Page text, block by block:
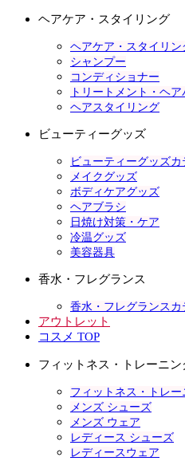
ヘアケア・スタイリング
ヘアケア・スタイリ
シャンプー
コンディショナー
トリートメント・ヘア
ヘアスタイリング
ビューティーグッズ
ビューティーグッズ
メイクグッズ
ボディケアグッズ
ヘアブラシ
日焼け対策・ケア
冷温グッズ
美容器具
香水・フレグランス
香水・フレグランスカ
アウトレット
コスメ TOP
フィットネス・トレーニン
フィットネス・トレ
メンズ シューズ
メンズ ウェア
レディース シューズ
レディースウェア